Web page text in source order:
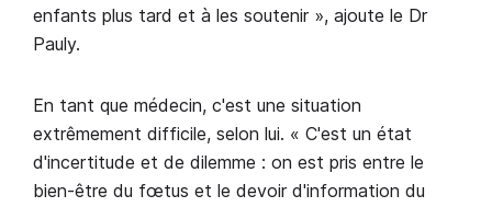
enfants plus tard et à les soutenir », ajoute le Dr
Pauly.
En tant que médecin, c'est une situation
extrêmement difficile, selon lui. « C'est un état
d'incertitude et de dilemme : on est pris entre le
bien-être du fœtus et le devoir d'information du